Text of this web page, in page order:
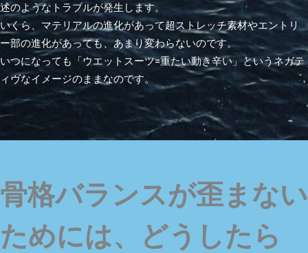
述のようなトラブルが発生します。
いくら、マテリアルの進化があって超ストレッチ素材やエントリ
ー部の進化があっても、あまり変わらないのです。
いつになっても「ウエットスーツ=重たい動き辛い」というネガテ
ィヴなイメージのままなのです。
骨格バランスが歪まない
ためには、どうしたら